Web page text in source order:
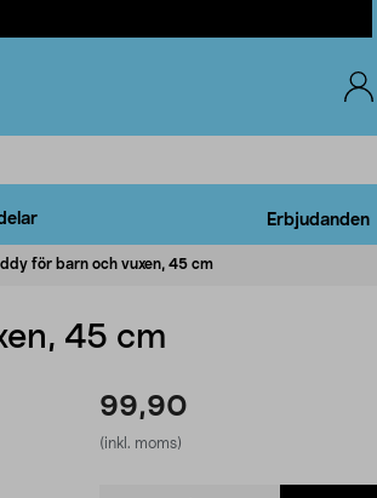
Erbjudanden
för barn och vuxen, 45 cm
45 cm
99,90
(inkl. moms)